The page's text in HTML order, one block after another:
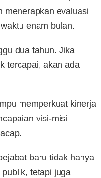
menerapkan evaluasi
enam bulan.
dua tahun. Jika
tercapai, akan ada
memperkuat kinerja
visi-misi
baru tidak hanya
tetapi juga